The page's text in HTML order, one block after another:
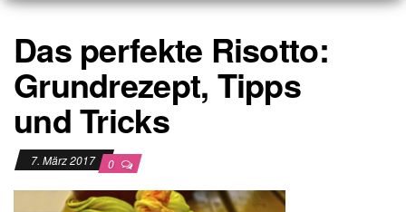
Das perfekte Risotto:
Grundrezept, Tipps
und Tricks
7. März 2017 0